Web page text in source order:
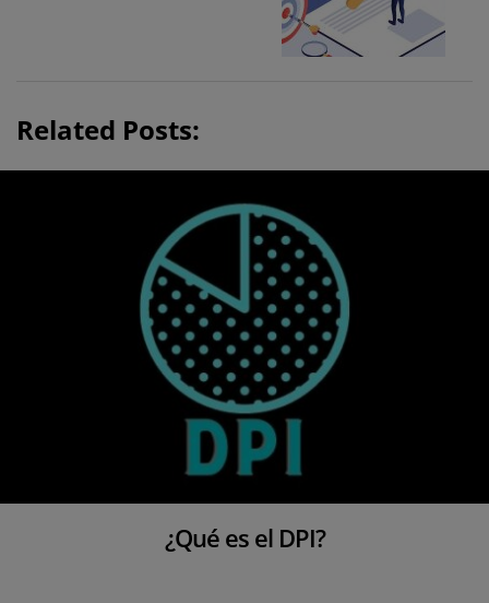
Related Posts:
¿Qué es el DPI?